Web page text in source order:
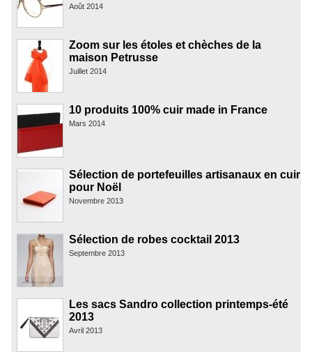
Août 2014
Zoom sur les étoles et chèches de la
maison Petrusse
Juillet 2014
10 produits 100% cuir made in France
Mars 2014
Sélection de portefeuilles artisanaux en cuir
pour Noël
Novembre 2013
Sélection de robes cocktail 2013
Septembre 2013
Les sacs Sandro collection printemps-été
2013
Avril 2013